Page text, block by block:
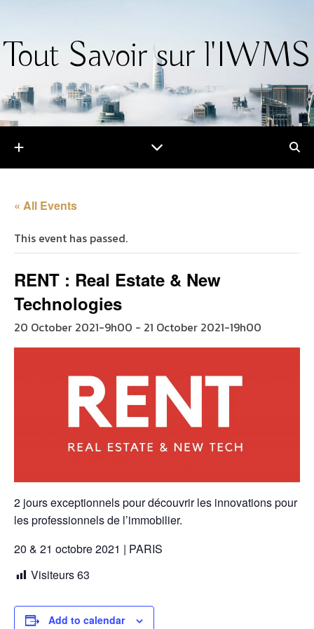
Tout Savoir sur l'IWMS
« All Events
This event has passed.
RENT : Real Estate & New
Technologies
20 October 2021-9h00 - 21 October 2021-19h00
2 jours exceptionnels pour découvrir les innovations pour
les professionnels de l’immobilier.
20 & 21 octobre 2021 | PARIS
Visiteurs63
Add to calendar